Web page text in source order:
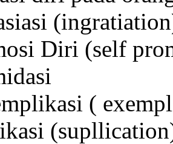
Diri (self
(